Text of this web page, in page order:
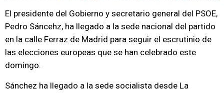
El presidente del Gobierno y secretario general del PSOE,
Pedro Sáncehz, ha llegado a la sede nacional del partido
en la calle Ferraz de Madrid para seguir el escrutinio de
las elecciones europeas que se han celebrado este
domingo.
Sánchez ha llegado a la sede socialista desde La